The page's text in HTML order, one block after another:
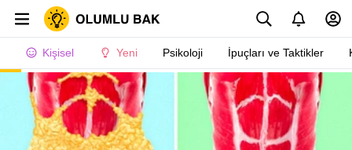
Kişisel Yeni Psikoloji İpuçları ve Taktikler